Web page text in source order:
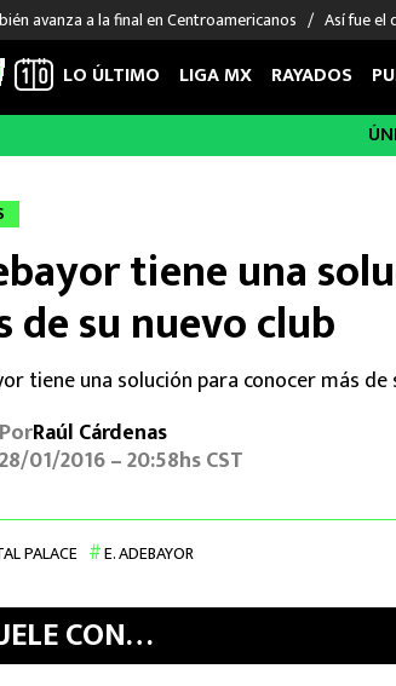
avanza a la final en Centroamericanos Así fue el
FUT INTERNACIONAL
Las Noticias
Selección Mexicana
Champions League
Europa League
Real Madrid
Barcelona
MEXICANOS EN EL
Memo Ochoa
Chino Huerta
Edson Álvarez
Santiago Giménez
LO ÚLTIMO LIGA MX RAYADOS
tiene una
de su nuevo club
tiene una solución para conocer más de
PorRaúl Cárdenas
28/01/2016 – 20:58hs CST
PALACE E. ADEBAYOR
CON…